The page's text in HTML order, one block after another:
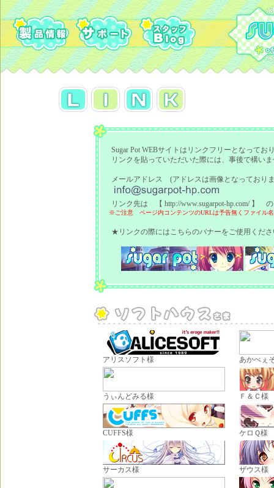
Sugar Pot WEBサイトはリンクフリーとなってお
リンクを貼っていただいた際には、事後で構いま
メールアドレス (アドレスは画像となっておりま
リンク先は 【 http://www.sugarpot-hp.com/ 】 の
※ご注意 ページ内コンテンツのURLは予告無くファイル名
★リンクの際にはこちらのバナーをご使用くださ
アリスソフト様 あかべぇ
うぃんどみる様 Ｆ＆Ｃ様
CUFFS様 ケロＱ様
サーカス様 ザウス様